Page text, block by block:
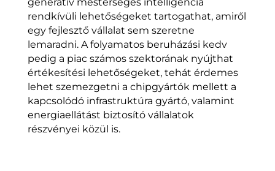
generatív mesterséges intelligencia
rendkívüli lehetőségeket tartogathat, amiről
egy fejlesztő vállalat sem szeretne
lemaradni. A folyamatos beruházási kedv
pedig a piac számos szektorának nyújthat
értékesítési lehetőségeket, tehát érdemes
lehet szemezgetni a chipgyártók mellett a
kapcsolódó infrastruktúra gyártó, valamint
energiaellátást biztosító vállalatok
részvényei közül is.